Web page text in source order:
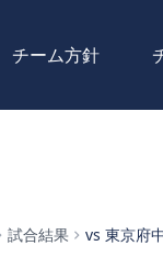
チーム方針
試合結果 vs 東京府